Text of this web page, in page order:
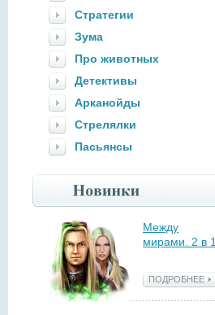
Стратегии
Зума
Про животных
Детективы
Арканойды
Стрелялки
Пасьянсы
Между
мирами. 2 в 1
ПОДРОБНЕЕ